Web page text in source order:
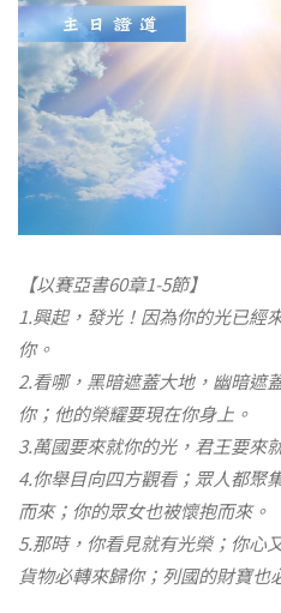
【以賽亞書60章1-5節】
1.興起，發光！因為你的光已經
你。
2.看哪，黑暗遮蓋大地，幽暗遮
你；他的榮耀要現在你身上。
3.萬國要來就你的光，君王要來
4.你舉目向四方觀看；眾人都聚
而來；你的眾女也被懷抱而來。
5.那時，你看見就有光榮；你心
貨物必轉來歸你；列國的財寶也